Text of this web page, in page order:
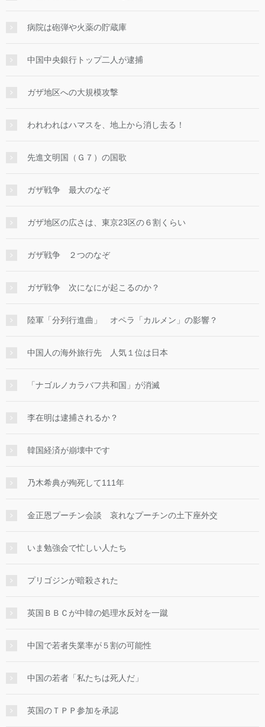
病院は砲弾や火薬の貯蔵庫
中国中央銀行トップ二人が逮捕
ガザ地区への大規模攻撃
われわれはハマスを、地上から消し去る！
先進文明国（Ｇ７）の国歌
ガザ戦争 最大のなぞ
ガザ地区の広さは、東京23区の６割くらい
ガザ戦争 ２つのなぞ
ガザ戦争 次になにが起こるのか？
陸軍「分列行進曲」 オペラ「カルメン」の影響？
中国人の海外旅行先 人気１位は日本
「ナゴルノカラバフ共和国」が消滅
李在明は逮捕されるか？
韓国経済が崩壊中です
乃木希典が殉死して111年
金正恩プーチン会談 哀れなプーチンの土下座外交
いま勉強会で忙しい人たち
プリゴジンが暗殺された
英国ＢＢＣが中韓の処理水反対を一蹴
中国で若者失業率が５割の可能性
中国の若者「私たちは死人だ」
英国のＴＰＰ参加を承認